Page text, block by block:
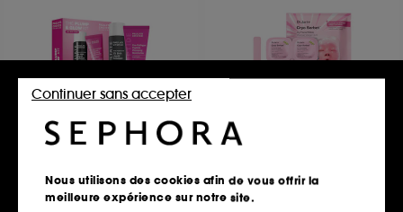
PAULA'S CHOICE
The Plump & Glow Kit
29,90€
DR.JART+
Cryo Rubber™
25,00€
Nous utilisons des cookies afin de vous offrir la
meilleure expérience sur notre site.
Continuer sans accepter